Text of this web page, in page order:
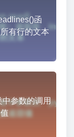
函
有行的文本
中参数的调用